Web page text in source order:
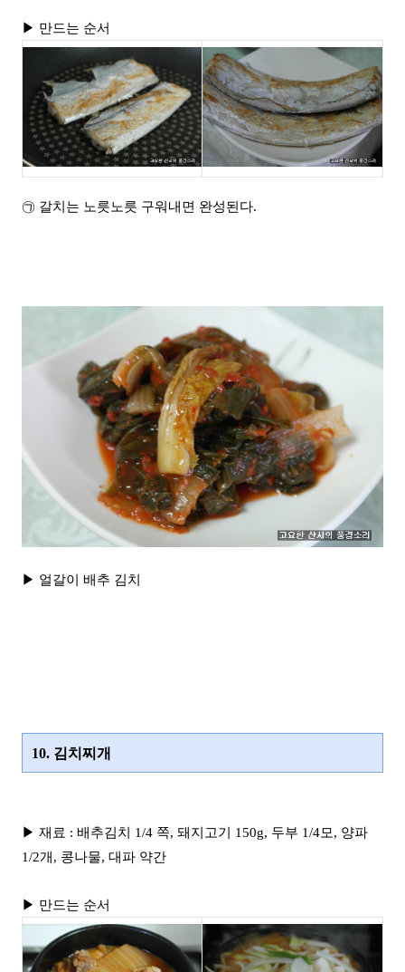
▶ 만드는 순서
㉠ 갈치는 노릇노릇 구워내면 완성된다.
▶ 얼갈이 배추 김치
10. 김치찌개
▶ 재료 : 배추김치 1/4 쪽, 돼지고기 150g, 두부 1/4모, 양파
1/2개, 콩나물, 대파 약간
▶ 만드는 순서